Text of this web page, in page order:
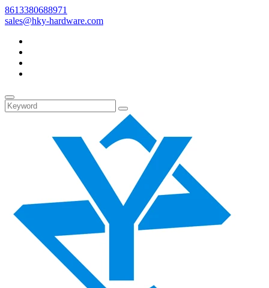
8613380688971
sales@hky-hardware.com